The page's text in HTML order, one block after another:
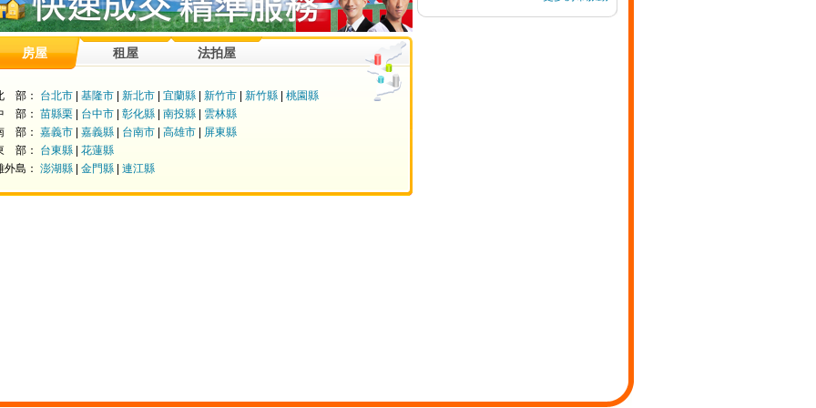
房屋
部： 台北市| 基隆市| 新北市| 宜蘭縣| 新竹市| 新竹縣| 桃園縣
部： 苗縣栗| 台中市| 彰化縣| 南投縣|
雲林縣
部： 嘉義市| 嘉義縣| 台南市| 高雄市|
屏東縣
部：
台東縣| 花蓮縣
外島： 澎湖縣| 金門縣| 連江縣
租屋 法拍屋